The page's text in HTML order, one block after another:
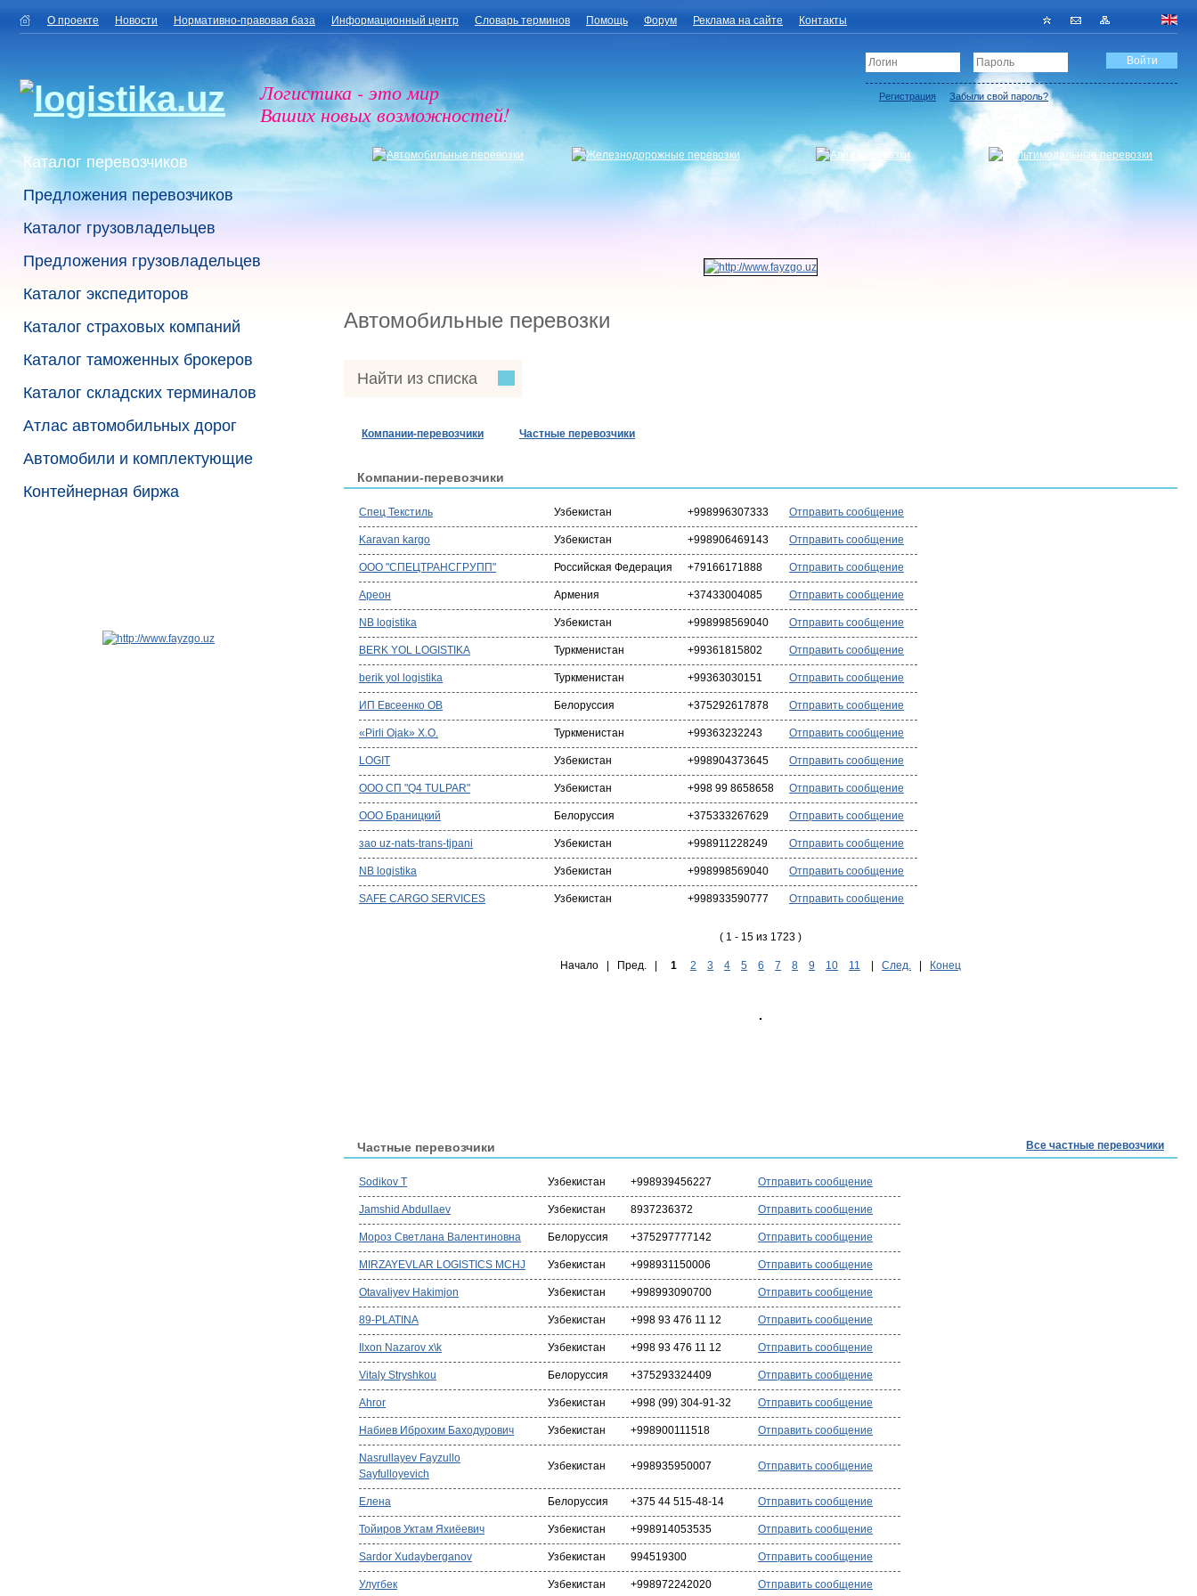
О проекте Новости Нормативно-правовая база Информационный центр Словарь терминов Помощь Форум Реклама на сайте Контакты
Логистика - это мир
Ваших новых возможностей!
Регистрация Забыли свой пароль?
Каталог перевозчиков
Предложения перевозчиков
Каталог грузовладельцев
Предложения грузовладельцев
Каталог экспедиторов
Каталог страховых компаний
Каталог таможенных брокеров
Каталог складских терминалов
Атлас автомобильных дорог
Автомобили и комплектующие
Контейнерная биржа
Автомобильные перевозки
Найти из списка
Компании-перевозчики Частные перевозчики
Компании-перевозчики
Спец Текстиль Узбекистан +998996307333 Отправить сообщение
Karavan kargo Узбекистан +998906469143 Отправить сообщение
ООО "СПЕЦТРАНСГРУПП" Российская Федерация +79166171888 Отправить сообщение
Ареон Армения +37433004085 Отправить сообщение
NB logistika Узбекистан +998998569040 Отправить сообщение
BERK YOL LOGISTIKA Туркменистан +99361815802 Отправить сообщение
berik yol logistika Туркменистан +99363030151 Отправить сообщение
ИП Евсеенко ОВ Белоруссия +375292617878 Отправить сообщение
«Pirli Ojak» Х.О. Туркменистан +99363232243 Отправить сообщение
LOGIT Узбекистан +998904373645 Отправить сообщение
OOO СП "Q4 TULPAR" Узбекистан +998 99 8658658 Отправить сообщение
ООО Браницкий Белоруссия +375333267629 Отправить сообщение
зао uz-nats-trans-tjpani Узбекистан +998911228249 Отправить сообщение
NB logistika Узбекистан +998998569040 Отправить сообщение
SAFE CARGO SERVICES Узбекистан +998933590777 Отправить сообщение
( 1 - 15 из 1723 )
Начало | Пред. | 1 2 3 4 5 6 7 8 9 10 11 След. Конец
Частные перевозчики Все частные перевозчики
Sodikov T Узбекистан +998939456227 Отправить сообщение
Jamshid Abdullaev Узбекистан 8937236372 Отправить сообщение
Мороз Светлана Валентиновна Белоруссия +375297777142 Отправить сообщение
MIRZAYEVLAR LOGISTICS MCHJ Узбекистан +998931150006 Отправить сообщение
Otavaliyev Hakimjon Узбекистан +998993090700 Отправить сообщение
89-PLATINA Узбекистан +998 93 476 11 12 Отправить сообщение
Ilxon Nazarov x\k Узбекистан +998 93 476 11 12 Отправить сообщение
Vitaly Stryshkou Белоруссия +375293324409 Отправить сообщение
Ahror Узбекистан +998 (99) 304-91-32 Отправить сообщение
Набиев Иброхим Баходурович Узбекистан +998900111518 Отправить сообщение
Nasrullayev Fayzullo
Sayfulloyevich
Узбекистан +998935950007 Отправить сообщение
Елена Белоруссия +375 44 515-48-14 Отправить сообщение
Тойиров Уктам Яхиёевич Узбекистан +998914053535 Отправить сообщение
Sardor Xudayberganov Узбекистан 994519300 Отправить сообщение
Улугбек Узбекистан +998972242020 Отправить сообщение